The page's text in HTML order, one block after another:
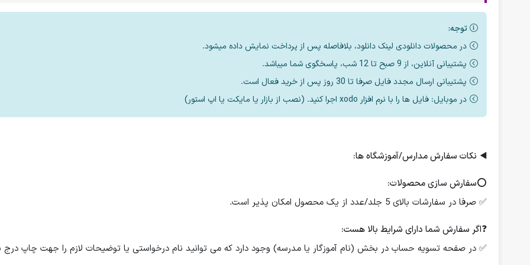
توجه:
در محصولات دانلودی لینک دانلود، بلافاصله پس از پرداخت نمایش داده میشود.
پشتیبانی آنلاین، از 9 صبح تا 12 شب، پاسخگوی شما میباشد.
پشتیبانی ارسال مجدد فایل صرفا تا 30 روز پس از خرید فعال است.
در موبایل: فایل ها را با نرم افزار xodo اجرا کنید. (نصب از بازار یا مایکت یا اپ استور)
◀️ نکات سفارش مدارس/آموزشگاه ها:
⭕️سفارش سازی محصولات:
✅ صرفا در سفارشات بالای 5 جلد/عدد از یک محصول امکان پذیر است.
❓اگر سفارش شما دارای شرایط بالا هست:
✅ در صفحه تسویه حساب در بخش (نام آموزگار یا مدرسه) وجود دارد که می توانید نام درخواستی یا توضیحات لازم را جهت چاپ درج